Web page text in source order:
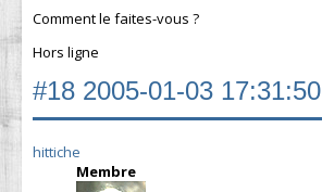
Comment le faites-vous ?
Hors ligne
#18 2005-01-03 17:31:50
hittiche
Membre